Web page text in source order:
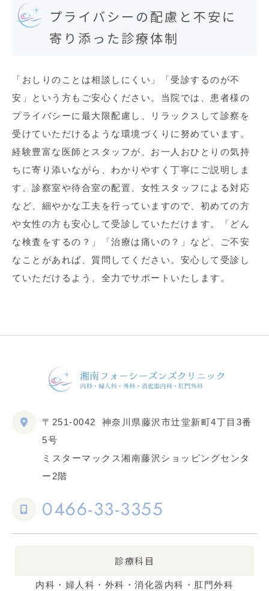
プライバシーの配慮と不安に
寄り添った診療体制
「おしりのことは相談しにくい」「受診するのが不
安」という方もご安心ください。当院では、患者様の
プライバシーに最大限配慮し、リラックスして診察を
受けていただけるような環境づくりに努めています。
経験豊富な医師とスタッフが、お一人おひとりの気持
ちに寄り添いながら、わかりやすく丁寧にご説明しま
す。診察室や待合室の配置、女性スタッフによる対応
など、細やかな工夫を行っていますので、初めての方
や女性の方も安心して受診していただけます。「どん
な検査をするの？」「治療は痛いの？」など、ご不安
なことがあれば、質問してください。安心して受診し
ていただけるよう、全力でサポートいたします。
〒251-0042
神奈川県藤沢市辻堂新町4丁目3番
5号
ミスターマックス湘南藤沢ショッピングセンタ
ー2階
0466-33-3355
診療科目
内科・婦人科・外科・消化器内科・肛門外科